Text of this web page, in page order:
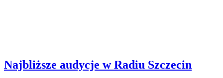
Najbliższe audycje w Radiu Szczecin